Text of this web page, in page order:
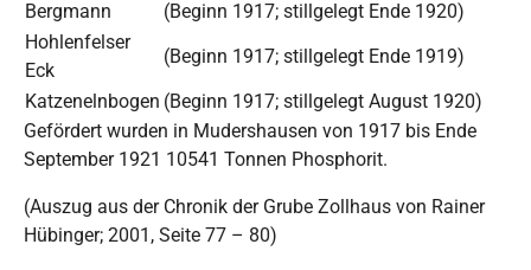
Bergmann
(Beginn 1917; stillgelegt Ende 1920)
Hohlenfelser
Eck
(Beginn 1917; stillgelegt Ende 1919)
Katzenelnbogen (Beginn 1917; stillgelegt August 1920)
Gefördert wurden in Mudershausen von 1917 bis Ende
September 1921 10541 Tonnen Phosphorit.
(Auszug aus der Chronik der Grube Zollhaus von Rainer
Hübinger; 2001, Seite 77 – 80)